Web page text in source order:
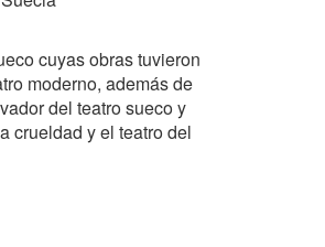
cuyas obras tuvieron
moderno, además de
del teatro sueco y
crueldad y el teatro del